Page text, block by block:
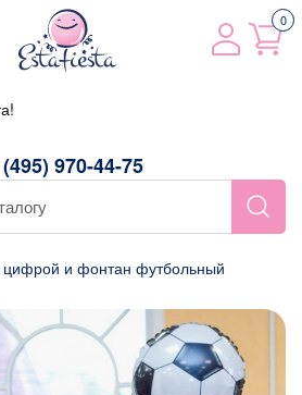
970-44-75
0
цифрой и фонтан футбольный